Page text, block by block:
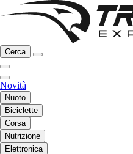
Cerca
Novità
Nuoto
Biciclette
Corsa
Nutrizione
Elettronica